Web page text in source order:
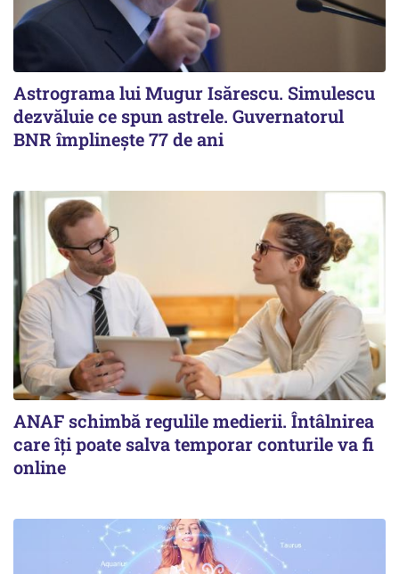
Astrograma lui Mugur Isărescu. Simulescu
dezvăluie ce spun astrele. Guvernatorul
BNR împlinește 77 de ani
ANAF schimbă regulile medierii. Întâlnirea
care îți poate salva temporar conturile va fi
online